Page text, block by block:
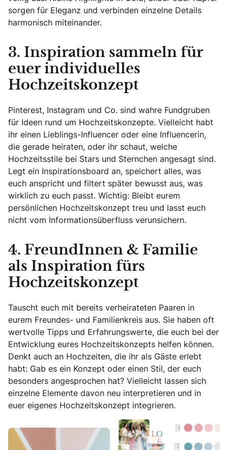
sorgen für Eleganz und verbinden einzelne Details
harmonisch miteinander.
3. Inspiration sammeln für
euer individuelles
Hochzeitskonzept
Pinterest, Instagram und Co. sind wahre Fundgruben
für Ideen rund um Hochzeitskonzepte. Vielleicht habt
ihr einen Lieblings-Influencer oder eine Influencerin,
die gerade heiraten, oder ihr schaut, welche
Hochzeitsstile bei Stars und Sternchen angesagt sind.
Legt ein Inspirationsboard an, speichert alles, was
euch anspricht und filtert später bewusst aus, was
wirklich zu euch passt. Wichtig: Bleibt eurem
persönlichen Hochzeitskonzept treu und lasst euch
nicht vom Informationsüberfluss verunsichern.
4. FreundInnen & Familie
als Inspiration fürs
Hochzeitskonzept
Tauscht euch mit bereits verheirateten Paaren in
eurem Freundes- und Familienkreis aus. Sie haben oft
wertvolle Tipps und Erfahrungswerte, die euch bei der
Entwicklung eures Hochzeitskonzepts helfen können.
Denkt auch an Hochzeiten, die ihr als Gäste erlebt
habt: Gab es ein Konzept oder einen Stil, der euch
besonders angesprochen hat? Vielleicht lassen sich
einzelne Elemente davon neu interpretieren und in
euer eigenes Hochzeitskonzept integrieren.